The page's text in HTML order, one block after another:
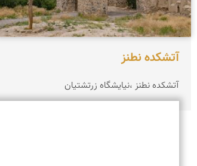
آتشکده نطنز
آتشکده نطنز ،نیایشگاه زرتشتيان